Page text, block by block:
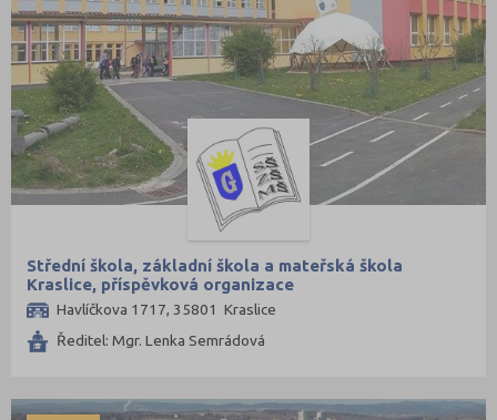
Střední škola, základní škola a mateřská škola
Kraslice, příspěvková organizace
Havlíčkova 1717, 35801 Kraslice
Ředitel: Mgr. Lenka Semrádová